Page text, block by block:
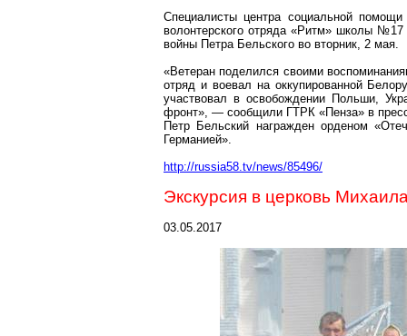
Специалисты центра социальной
волонтерского отряда «Ритм» школы №17
войны Петра Бельского во вторник, 2 мая.
«Ветеран поделился своими
отряд и воевал на оккупированной
участвовал в освобождении Польши,
фронт», — сообщили ГТРК «Пенза» в
Петр Бельский награжден орденом
Германией».
http://russia58.tv/news/85496/
Экскурсия в церковь
03.05.2017